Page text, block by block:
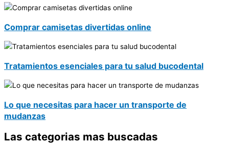
Comprar camisetas divertidas online
Tratamientos esenciales para tu salud bucodental
Lo que necesitas para hacer un transporte de
mudanzas
Las categorias mas buscadas